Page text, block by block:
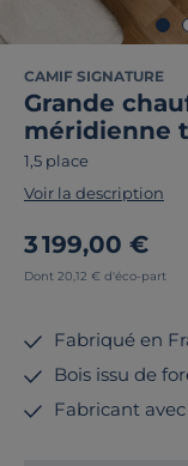
CAMIF SIGNATURE
Grande
méridienne
1,5 place
Voir la description
3 199,00 €
Dont 20,12 € d'éco-part
Fabriqué en
Bois issu de
Fabricant